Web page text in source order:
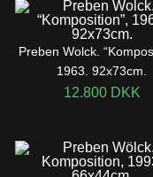
Preben Wolck.
1963. 92x73cm.
12.800 DKK